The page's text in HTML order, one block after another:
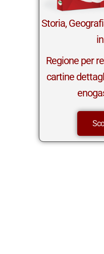
Storia,
Regione per
cartine